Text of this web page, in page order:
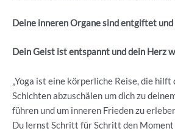
Deine inneren Organe sind entgiftet und
Dein Geist ist entspannt und dein Herz
„Yoga ist eine körperliche Reise, die hilft
Schichten abzuschälen um dich zu
führen und um inneren Frieden zu
Du lernst Schritt für Schritt den Moment